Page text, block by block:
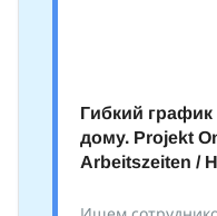
Гибкий
дому. Projekt
Arbeitszeiten /